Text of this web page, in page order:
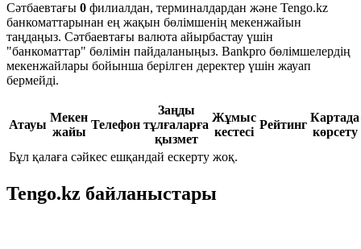
Сәтбаевтағы 0 филиалдан, терминалдардан және Tengo.kz
банкоматтарынан ең жақын бөлімшенің мекенжайын
таңдаңыз. Сәтбаевтағы валюта айырбастау үшін
"банкоматтар" бөлімін пайдаланыңыз. Bankpro бөлімшелердің
мекенжайлары бойынша берілген деректер үшін жауап
бермейді.
Атауы
Мекен
жайы
Телефон
Заңды
тұлғаларға
қызмет
Жұмыс
кестесі
Рейтинг
Картада
көрсету
Бұл қалаға сәйкес ешқандай ескерту жоқ.
Tengo.kz байланыстары